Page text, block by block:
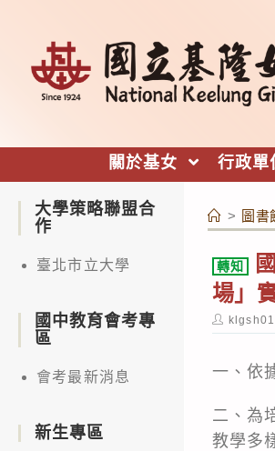
關於基女 行政單
> 圖書
轉知
場」
Post
author:
klgsh01
一、依
二、為
教學多
大學策略聯盟合
作
臺北市立大學
國中教育會考專
區
會考最新消息
新生專區